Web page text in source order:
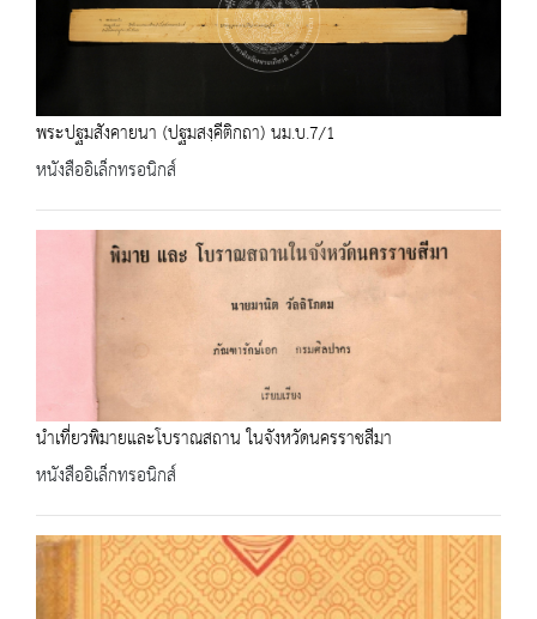
พระปฐมสังคายนา (ปฐมสงฺคีติกถา) นม.บ.7/1
หนังสืออิเล็กทรอนิกส์
นำเที่ยวพิมายและโบราณสถาน ในจังหวัดนครราชสีมา
หนังสืออิเล็กทรอนิกส์